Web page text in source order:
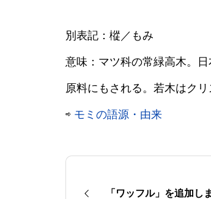
別表記：樅／もみ
意味：マツ科の常緑高木。
原料にもされる。若木はク
⇨ モミの語源・由来
「ワッフル」を追加し